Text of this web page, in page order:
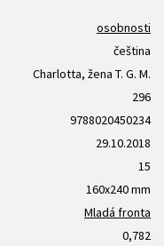
osobnosti
čeština
Charlotta, žena T. G. M.
296
9788020450234
29.10.2018
15
160x240 mm
Mladá fronta
0,782